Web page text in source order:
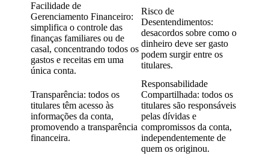
Facilidade de
Gerenciamento Financeiro:
simplifica o controle das
finanças familiares ou de
casal, concentrando todos os
gastos e receitas em uma
única conta.
Risco de
Desentendimentos:
desacordos sobre como o
dinheiro deve ser gasto
podem surgir entre os
titulares.
Transparência: todos os
titulares têm acesso às
informações da conta,
promovendo a transparência
financeira.
Responsabilidade
Compartilhada: todos os
titulares são responsáveis
pelas dívidas e
compromissos da conta,
independentemente de
quem os originou.